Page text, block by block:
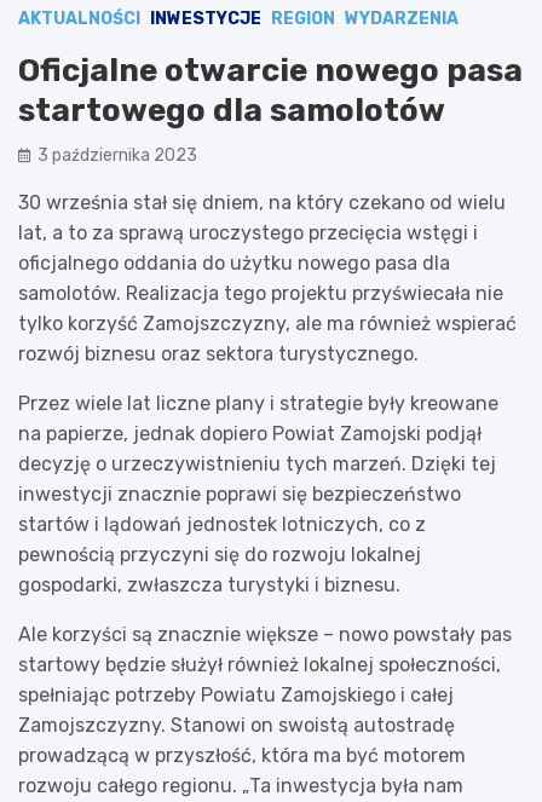
AKTUALNOŚCI INWESTYCJE REGION WYDARZENIA
Oficjalne otwarcie nowego pasa
startowego dla samolotów
3 października 2023
30 września stał się dniem, na który czekano od wielu
lat, a to za sprawą uroczystego przecięcia wstęgi i
oficjalnego oddania do użytku nowego pasa dla
samolotów. Realizacja tego projektu przyświecała nie
tylko korzyść Zamojszczyzny, ale ma również wspierać
rozwój biznesu oraz sektora turystycznego.
Przez wiele lat liczne plany i strategie były kreowane
na papierze, jednak dopiero Powiat Zamojski podjął
decyzję o urzeczywistnieniu tych marzeń. Dzięki tej
inwestycji znacznie poprawi się bezpieczeństwo
startów i lądowań jednostek lotniczych, co z
pewnością przyczyni się do rozwoju lokalnej
gospodarki, zwłaszcza turystyki i biznesu.
Ale korzyści są znacznie większe – nowo powstały pas
startowy będzie służył również lokalnej społeczności,
spełniając potrzeby Powiatu Zamojskiego i całej
Zamojszczyzny. Stanowi on swoistą autostradę
prowadzącą w przyszłość, która ma być motorem
rozwoju całego regionu. „Ta inwestycja była nam